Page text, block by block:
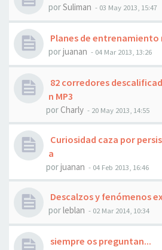
porSuliman - 03 May 2013, 15:47
Planes de
porjuanan - 04 Mar 2013, 13:26
82 corredores
n MP3
por Charly - 20 May 2013, 14:55
Curiosidad caza por
a
porjuanan - 04 Feb 2013, 16:46
Descalzos y fenómenos
porleblan - 02 Mar 2014, 10:34
siempre os preguntan...